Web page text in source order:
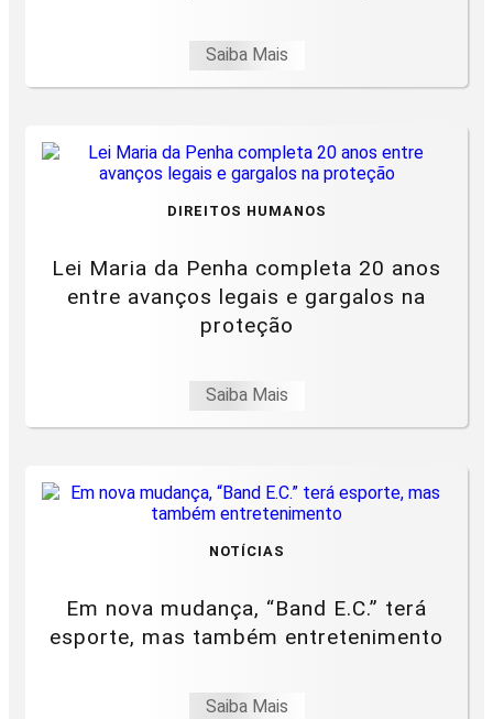
Saiba Mais
DIREITOS HUMANOS
Lei Maria da Penha completa 20 anos
entre avanços legais e gargalos na
proteção
Saiba Mais
NOTÍCIAS
Em nova mudança, “Band E.C.” terá
esporte, mas também entretenimento
Saiba Mais